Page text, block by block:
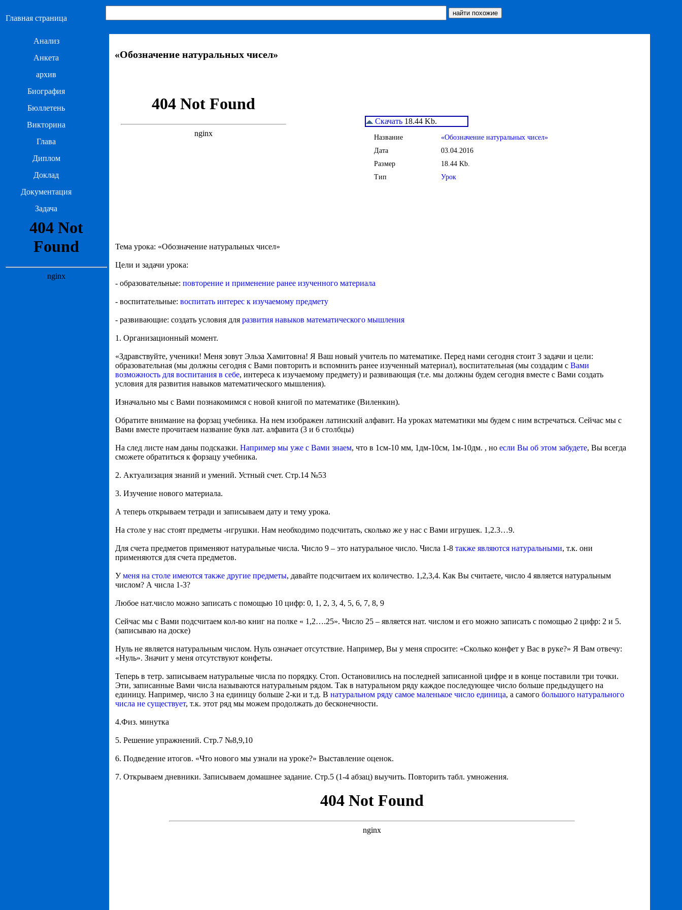
Главная страница
Анализ
Анкета
архив
Биография
Бюллетень
Викторина
Глава
Диплом
Доклад
Документация
Задача
«Обозначение натуральных чисел»
Скачать 18.44 Kb.
Название
«Обозначение натуральных чисел»
Дата
03.04.2016
Размер
18.44 Kb.
Тип
Урок
Тема урока: «Обозначение натуральных чисел»
Цели и задачи урока:
- образовательные: повторение и применение ранее изученного материала
- воспитательные: воспитать интерес к изучаемому предмету
- развивающие: создать условия для развития навыков математического мышления
1. Организационный момент.
«Здравствуйте, ученики! Меня зовут Эльза Хамитовна! Я Ваш новый учитель по математике. Перед нами сегодня стоит 3 задачи и цели:
образовательная (мы должны сегодня с Вами повторить и вспомнить ранее изученный материал), воспитательная (мы создадим с Вами
возможность для воспитания в себе, интереса к изучаемому предмету) и развивающая (т.е. мы должны будем сегодня вместе с Вами создать
условия для развития навыков математического мышления).
Изначально мы с Вами познакомимся с новой книгой по математике (Виленкин).
Обратите внимание на форзац учебника. На нем изображен латинский алфавит. На уроках математики мы будем с ним встречаться. Сейчас мы с
Вами вместе прочитаем название букв лат. алфавита (3 и 6 столбцы)
На след листе нам даны подсказки. Например мы уже с Вами знаем, что в 1см-10 мм, 1дм-10см, 1м-10дм. , но если Вы об этом забудете, Вы всегда
сможете обратиться к форзацу учебника.
2. Актуализация знаний и умений. Устный счет. Стр.14 №53
3. Изучение нового материала.
А теперь открываем тетради и записываем дату и тему урока.
На столе у нас стоят предметы -игрушки. Нам необходимо подсчитать, сколько же у нас с Вами игрушек. 1,2.3…9.
Для счета предметов применяют натуральные числа. Число 9 – это натуральное число. Числа 1-8 также являются натуральными, т.к. они
применяются для счета предметов.
Уменя на столе имеются также другие предметы, давайте подсчитаем их количество. 1,2,3,4. Как Вы считаете, число 4 является натуральным
числом? А числа 1-3?
Любое нат.число можно записать с помощью 10 цифр: 0, 1, 2, 3, 4, 5, 6, 7, 8, 9
Сейчас мы с Вами подсчитаем кол-во книг на полке « 1,2….25». Число 25 – является нат. числом и его можно записать с помощью 2 цифр: 2 и 5.
(записываю на доске)
Нуль не является натуральным числом. Нуль означает отсутствие. Например, Вы у меня спросите: «Сколько конфет у Вас в руке?» Я Вам отвечу:
«Нуль». Значит у меня отсутствуют конфеты.
Теперь в тетр. записываем натуральные числа по порядку. Стоп. Остановились на последней записанной цифре и в конце поставили три точки.
Эти, записанные Вами числа называются натуральным рядом. Так в натуральном ряду каждое последующее число больше предыдущего на
единицу. Например, число 3 на единицу больше 2-ки и т.д. В натуральном ряду самое маленькое число единица, а самого большого натурального
числа не существует, т.к. этот ряд мы можем продолжать до бесконечности.
4.Физ. минутка
5. Решение упражнений. Стр.7 №8,9,10
6. Подведение итогов. «Что нового мы узнали на уроке?» Выставление оценок.
7. Открываем дневники. Записываем домашнее задание. Стр.5 (1-4 абзац) выучить. Повторить табл. умножения.